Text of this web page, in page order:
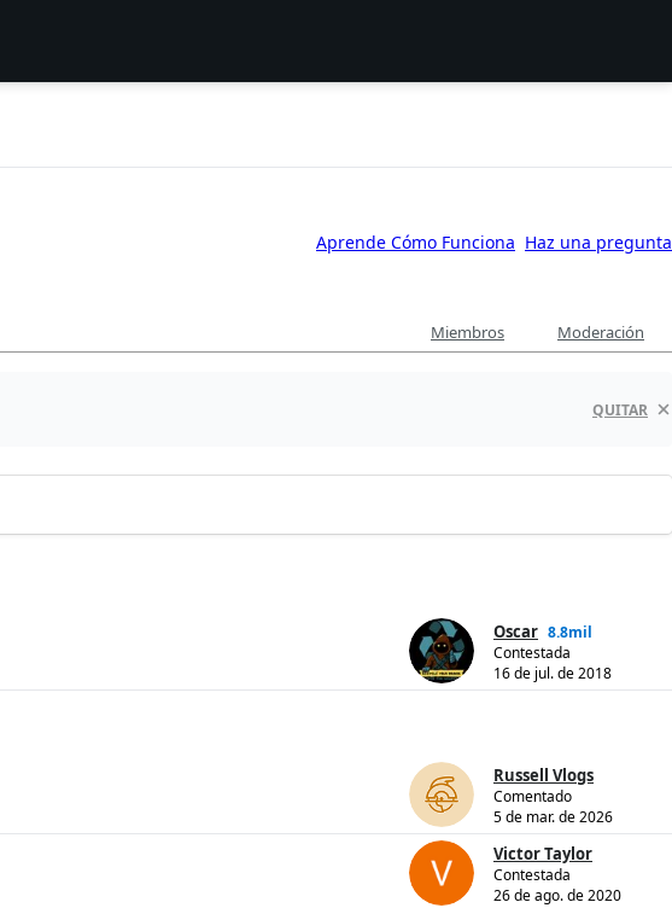
Aprende Cómo Funciona Haz una pregunta
Miembros Moderación
QUITAR
Oscar 8.8mil
Contestada
16 de jul. de 2018
Russell Vlogs
Comentado
5 de mar. de 2026
Victor Taylor
Contestada
26 de ago. de 2020